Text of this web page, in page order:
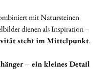
mit Natursteinen
dienen als Inspiration –
steht im Mittelpunkt.
– ein kleines Detail